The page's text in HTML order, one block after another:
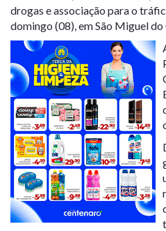
drogas e associação para o
domingo (08), em São Miguel do